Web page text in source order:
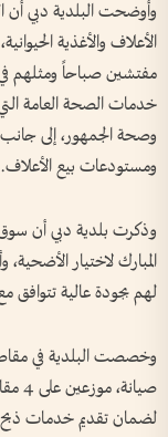
مفتشين صباحاً ومثلهم في
خدمات الصحة العامة
وصحة الجمهور، إلى جانب
ومستودعات بيع الأعلاف.
وذكرت بلدية دبي أن
المبارك لاختيار
لهم بجودة عالية تتوافق
لضمان تقديم خدمات ذبح